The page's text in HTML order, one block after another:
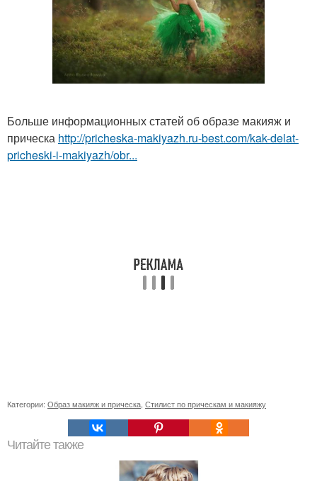
Больше информационных статей об образе макияж и
прическа http://pricheska-makiyazh.ru-best.com/kak-delat-
pricheski-i-makiyazh/obr...
Категории: Образ макияж и прическа Стилист по прическам и макияжу
Читайте также